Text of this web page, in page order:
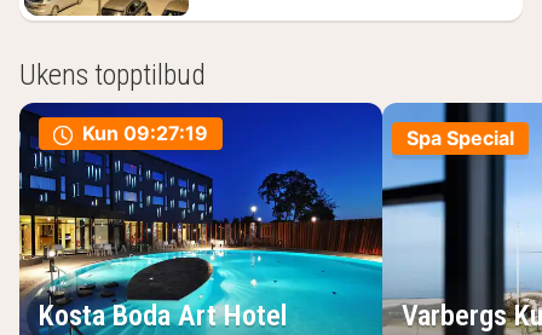
Ukens topptilbud
Kun 09:27:18
Kosta Boda Art Hotel
Spa Special
Varbergs